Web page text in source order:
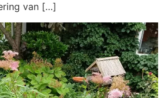
van […]